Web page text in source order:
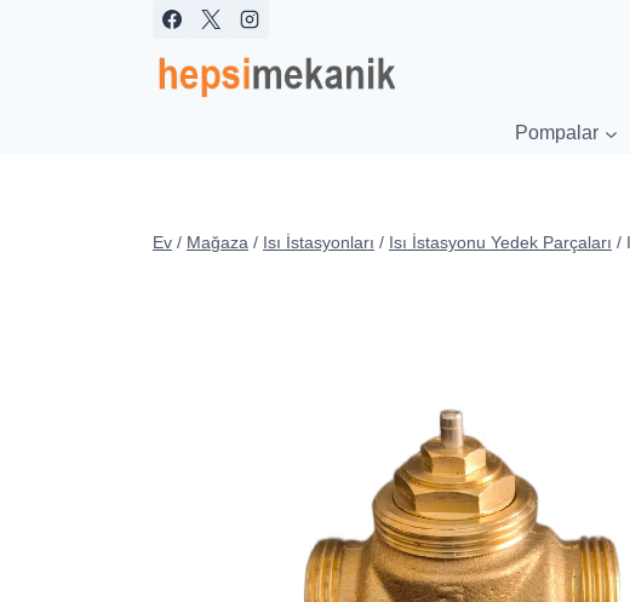
Pompalar
Ev / Mağaza / Isı İstasyonları / Isı İstasyonu Yedek Parçaları /